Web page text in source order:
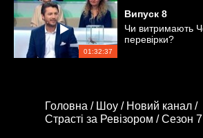
01:32:37
Випуск 8
Чи витримають
перевірки?
Головна / Шоу / Новий канал /
Страсті за Ревізором /Сезон